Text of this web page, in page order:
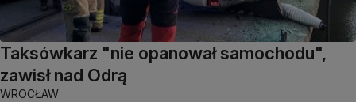
Taksówkarz "nie opanował samochodu",
zawisł nad Odrą
WROCŁAW